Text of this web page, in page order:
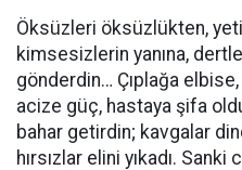
Öksüzleri öksüzlükten,
kimsesizlerin yanına,
gönderdin… Çıplağa
acize güç, hastaya şifa
bahar getirdin; kavgalar
hırsızlar elini yıkadı.